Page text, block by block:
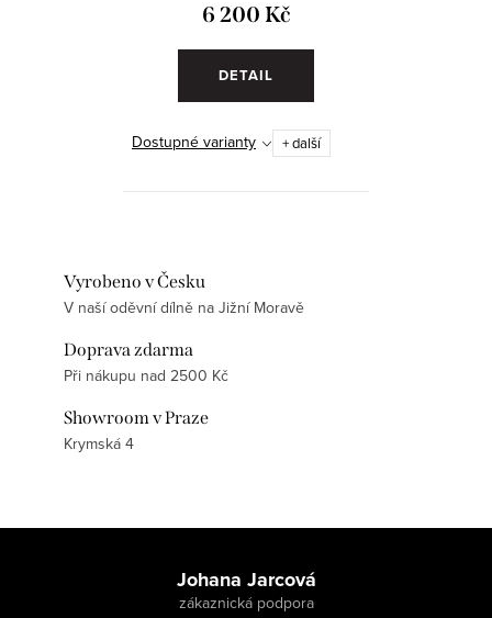
6 200 Kč
DETAIL
Dostupné varianty + další
Vyrobeno v Česku
V naší oděvní dílně na Jižní Moravě
Doprava zdarma
Při nákupu nad 2500 Kč
Showroom v Praze
Krymská 4
Johana Jarcová